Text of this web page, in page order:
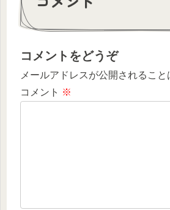
コメントをどうぞ
メールアドレスが公開されること
コメント ※